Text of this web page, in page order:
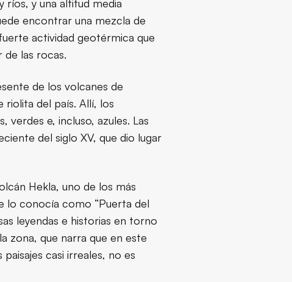
y una altitud media
encontrar una mezcla de
actividad geotérmica que
de las rocas.
de los volcanes de
riolita del país. Allí, los
e, incluso, azules. Las
del siglo XV, que dio lugar
Hekla, uno de los más
lo conocía como “Puerta del
leyendas e historias en torno
zona, que narra que en este
casi irreales, no es